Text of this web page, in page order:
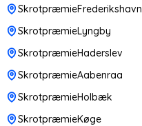
SkrotpræmieFrederikshavn
SkrotpræmieLyngby
SkrotpræmieHaderslev
SkrotpræmieAabenraa
SkrotpræmieHolbæk
SkrotpræmieKøge